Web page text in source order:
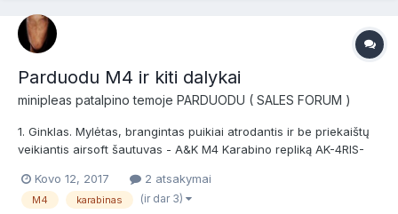
Parduodu M4 ir kiti dalykai
minipleas patalpino temoje PARDUODU ( SALES FORUM )
1. Ginklas. Mylėtas, brangintas puikiai atrodantis ir be priekaištų
veikiantis airsoft šautuvas - A&K M4 Karabino repliką AK-4RIS-
resistanc laidai su T jungtimi, metaliniai dantračiai, LiPo 7.4v 1200
mAh baterija, dėtuvė ~80 bbs, dėtuv...
Kovo 12, 2017 2 atsakymai
M4 karabinas (ir dar 3)